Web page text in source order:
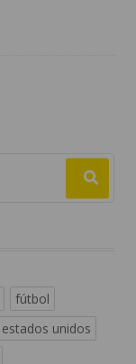
fútbol
estados unidos